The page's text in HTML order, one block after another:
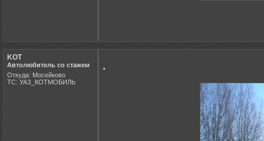
KOT
Автолюбитель со стажем
Откуда: Мосейково
ТС: УАЗ_КОТМОБИЛЬ
.